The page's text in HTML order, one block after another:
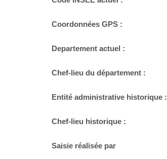
Coordonnées GPS :
Departement actuel :
Chef-lieu du département :
Entité administrative historique :
Chef-lieu historique :
Saisie réalisée par